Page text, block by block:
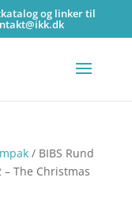
og linker til
/ BIBS Rund
– The Christmas